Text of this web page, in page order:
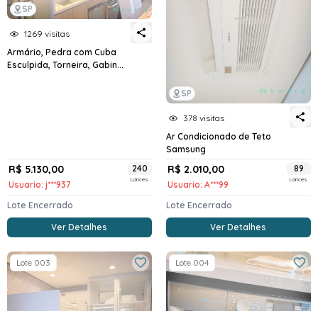
SP
1269 visitas
Armário, Pedra com Cuba
Esculpida, Torneira, Gabin...
R$ 5.130,00
Usuario: j***937
240
Lances
Lote Encerrado
Ver Detalhes
SP
378 visitas
Ar Condicionado de Teto
Samsung
R$ 2.010,00
Usuario: A***99
89
Lances
Lote Encerrado
Ver Detalhes
Lote 003 Lote 004